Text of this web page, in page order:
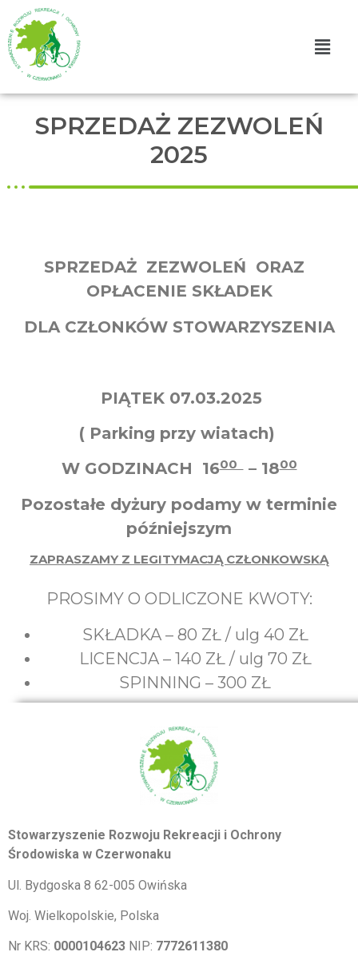
SPRZEDAŻ ZEZWOLEŃ
2025
SPRZEDAŻ ZEZWOLEŃ ORAZ
OPŁACENIE SKŁADEK
DLA CZŁONKÓW STOWARZYSZENIA
PIĄTEK 07.03.2025
( Parking przy wiatach)
W GODZINACH 1600 – 1800
Pozostałe dyżury podamy w terminie
późniejszym
ZAPRASZAMY Z LEGITYMACJĄ CZŁONKOWSKĄ
PROSIMY O ODLICZONE KWOTY:
SKŁADKA – 80 ZŁ / ulg 40 ZŁ
LICENCJA – 140 ZŁ / ulg 70 ZŁ
SPINNING – 300 ZŁ
Stowarzyszenie Rozwoju Rekreacji i Ochrony
Środowiska w Czerwonaku
Ul. Bydgoska 8 62-005 Owińska
Woj. Wielkopolskie, Polska
Nr KRS: 0000104623 NIP: 7772611380